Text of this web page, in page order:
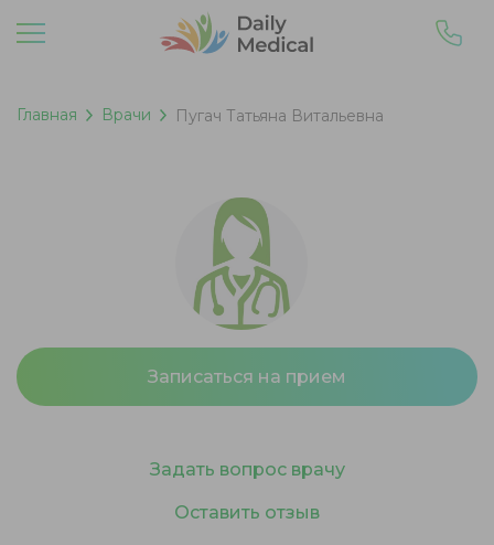
Главная Врачи Пугач Татьяна Витальевна
Записаться на прием
Задать вопрос врачу
Оставить отзыв